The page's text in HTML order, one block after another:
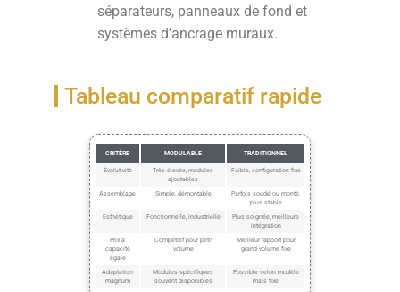
séparateurs, panneaux de fond et
systèmes d’ancrage muraux.
Tableau comparatif rapide
CRITÈRE MODULABLE TRADITIONNEL
Évolutivité
Très élevée, modules
ajoutables
Faible, configuration fixe
Assemblage Simple, démontable
Parfois soudé ou monté,
plus stable
Esthétique
Fonctionnelle, industrielle
Plus soignée, meilleure
intégration
Prix à
capacité
égale
Compétitif pour petit
volume
Meilleur rapport pour
grand volume fixe
Adaptation
magnum
Modules spécifiques
souvent disponibles
Possible selon modèle
mais fixe